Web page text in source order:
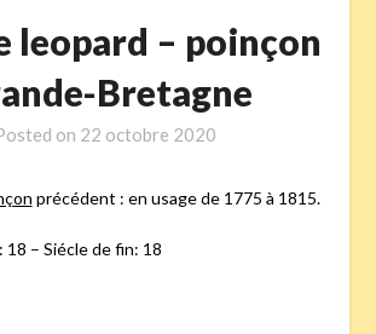
leopard – poinçon
Bretagne
on 22 octobre 2020
précédent : en usage de 1775 à 1815.
– Siécle de fin: 18